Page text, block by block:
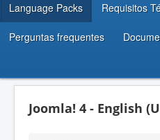
Language Packs Requisitos
Perguntas frequentes
Joomla! 4 - English